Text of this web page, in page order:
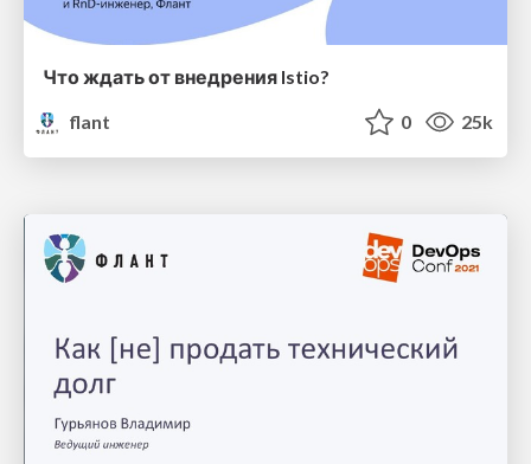
Что ждать от внедрения Istio?
flant
0 25k